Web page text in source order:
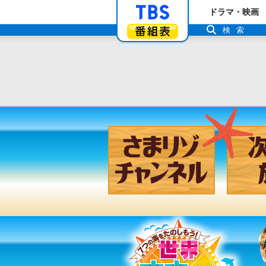
「TBSテレビ」ト
番組表
ドラマ・映画
検索
さまリ